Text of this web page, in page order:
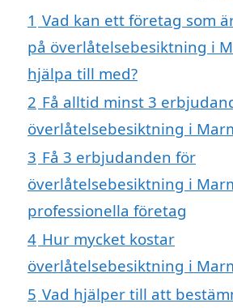
1 Vad kan ett företag som
på överlåtelsebesiktning i
hjälpa till med?
2 Få alltid minst 3
överlåtelsebesiktning i
3 Få 3 erbjudanden för
överlåtelsebesiktning i
professionella företag
4 Hur mycket kostar
överlåtelsebesiktning i
5 Vad hjälper till att